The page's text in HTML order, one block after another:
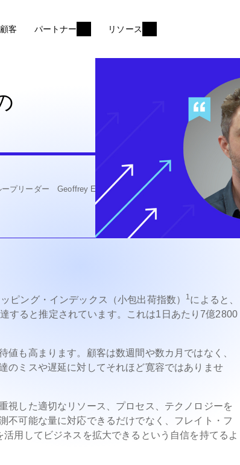
顧客 パートナー リソース
ープリーダー Geoffrey Eid
ピング・インデックス（小包出荷指数） 1によると、
すると推定されています。これは1日あたり7億2800
も高まります。顧客は数週間や数カ月ではなく、
のミスや遅延に対してそれほど寛容ではありませ
視した適切なリソース、プロセス、テクノロジーを
不可能な量に対応できるだけでなく、フレイト・フ
用してビジネスを拡大できるという自信を持てるよ